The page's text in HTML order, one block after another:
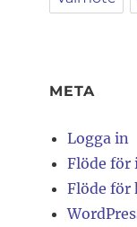
META
Logga in
Flöde för
Flöde för